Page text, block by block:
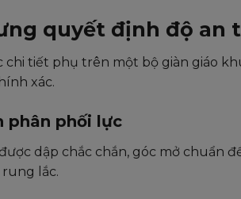
quyết định độ an
chi tiết phụ trên một bộ giàn giáo
xác.
phân phối lực
dập chắc chắn, góc mở chuẩn
lắc.